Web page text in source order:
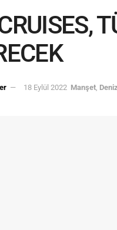
18 Eylül 2022 Manşet